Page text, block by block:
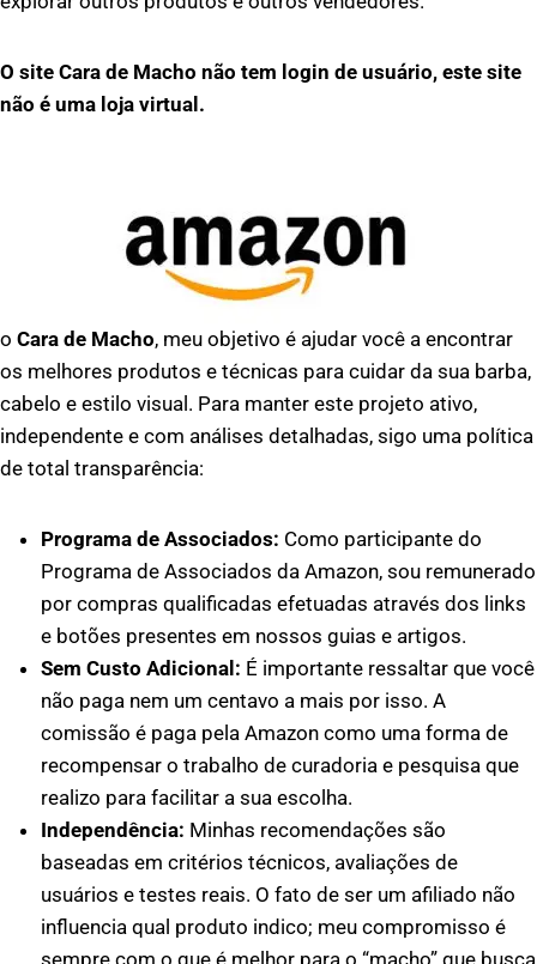
O site Cara de Macho não tem login de usuário, este site
não é uma loja virtual.
o Cara de Macho, meu objetivo é ajudar você a encontrar
os melhores produtos e técnicas para cuidar da sua barba,
cabelo e estilo visual. Para manter este projeto ativo,
independente e com análises detalhadas, sigo uma política
de total transparência:
Programa de Associados: Como participante do
Programa de Associados da Amazon, sou remunerado
por compras qualificadas efetuadas através dos links
e botões presentes em nossos guias e artigos.
Sem Custo Adicional: É importante ressaltar que você
não paga nem um centavo a mais por isso. A
comissão é paga pela Amazon como uma forma de
recompensar o trabalho de curadoria e pesquisa que
realizo para facilitar a sua escolha.
Independência: Minhas recomendações são
baseadas em critérios técnicos, avaliações de
usuários e testes reais. O fato de ser um afiliado não
influencia qual produto indico; meu compromisso é
sempre com o que é melhor para o “macho” que busca